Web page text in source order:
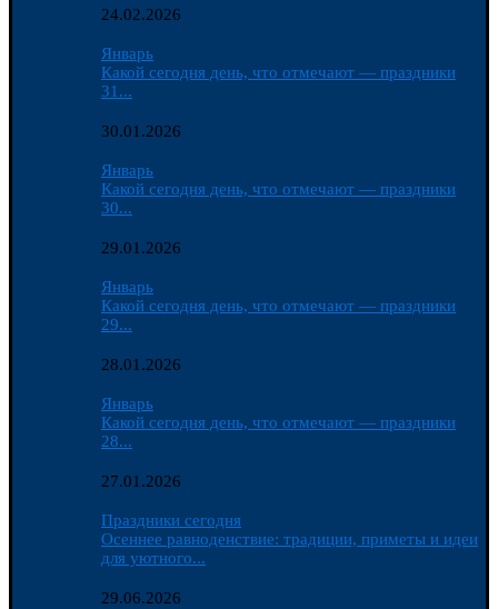
24.02.2026
Январь
Какой сегодня день, что отмечают — праздники
31...
30.01.2026
Январь
Какой сегодня день, что отмечают — праздники
30...
29.01.2026
Январь
Какой сегодня день, что отмечают — праздники
29...
28.01.2026
Январь
Какой сегодня день, что отмечают — праздники
28...
27.01.2026
Праздники сегодня
Осеннее равноденствие: традиции, приметы и идеи
для уютного...
29.06.2026